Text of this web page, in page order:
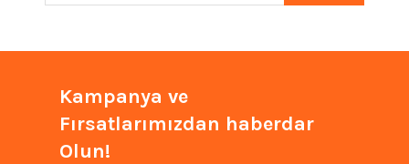
Kampanya ve
Fırsatlarımızdan haberdar
Olun!